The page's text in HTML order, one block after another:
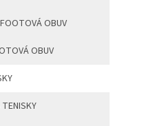
OBUV
OBUV
TENISKY